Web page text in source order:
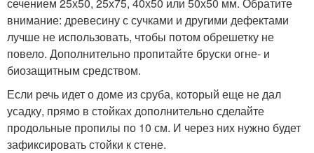
внимание: древесину с сучками и другими дефектами
лучше не использовать, чтобы потом обрешетку не
повело. Дополнительно пропитайте бруски огне- и
биозащитным средством.
Если речь идет о доме из сруба, который еще не дал
усадку, прямо в стойках дополнительно сделайте
продольные пропилы по 10 см. И через них нужно будет
зафиксировать стойки к стене.